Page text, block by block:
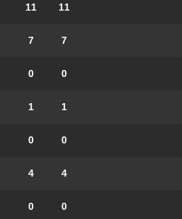
11
11
7
7
0
0
1
1
0
0
4
4
0
0